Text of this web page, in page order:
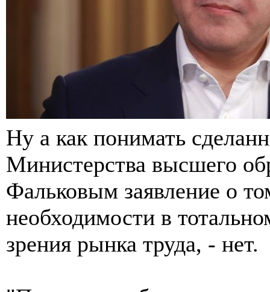
Ну а как понимать
Министерства высшего
Фальковым заявление о
необходимости в
зрения рынка труда, - нет.